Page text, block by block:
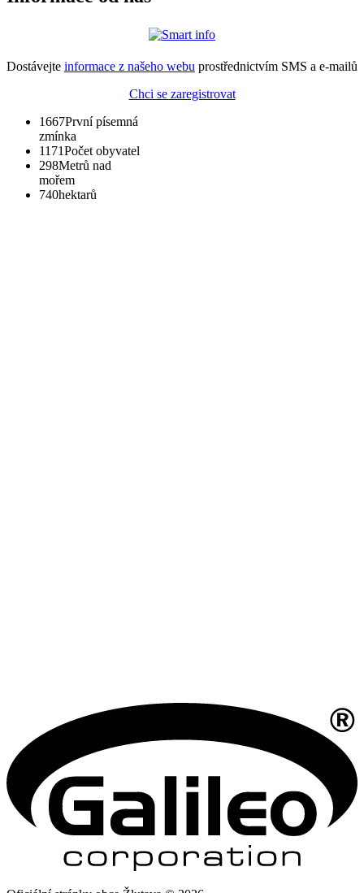
Dostávejte informace z našeho webu prostřednictvím SMS a e-mailů
Chci se zaregistrovat
1667První písemná
zmínka
1171Počet obyvatel
298Metrů nad
mořem
740hektarů